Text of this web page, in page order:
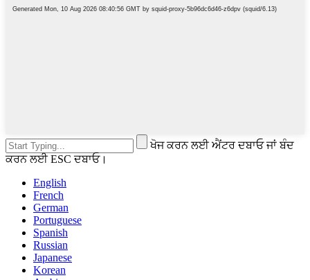
ਖੋਜ ਕਰਨ ਲਈ ਐਂਟਰ ਦਬਾਓ ਜਾਂ ਬੰਦ
ਕਰਨ ਲਈ ESC ਦਬਾਓ।
English
French
German
Portuguese
Spanish
Russian
Japanese
Korean